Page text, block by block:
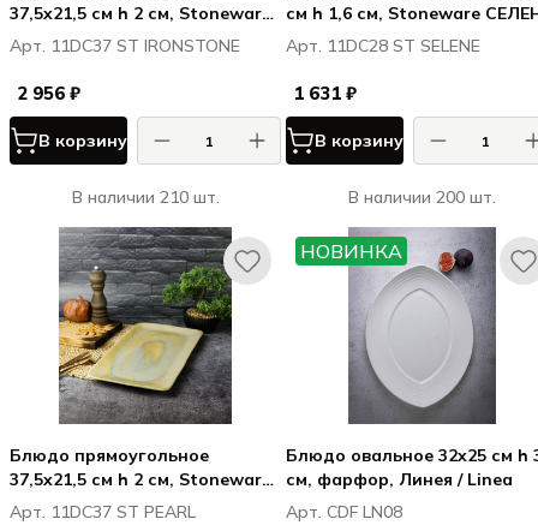
37,5x21,5 см h 2 см, Stoneware
АЙРОНСТОУН / IRONSTONE
Арт. 11DC37 ST IRONSTONE
2 956 ₽
В корзину
В наличии 210 шт.
см h 1,6 см, Stoneware
SELENE
Арт. 11DC28 ST SELENE
1 631 ₽
В корзину
В наличии 200 шт.
Блюдо прямоугольное
37,5x21,5 см h 2 см, Stoneware
ПЁРЛ / PEARL
Арт. 11DC37 ST PEARL
НОВИНКА
Блюдо овальное 32x25 см h
см, фарфор, Линея / Linea
Арт. CDF LN08